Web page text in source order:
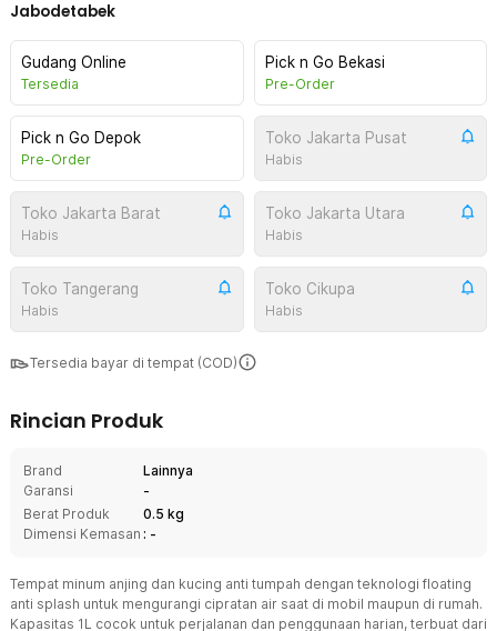
Jabodetabek
Gudang Online
Tersedia
Pick n Go Bekasi
Pre-Order
Pick n Go Depok
Pre-Order
Toko Jakarta Pusat
Habis
Toko Jakarta Barat
Habis
Toko Jakarta Utara
Habis
Toko Tangerang
Habis
Toko Cikupa
Habis
Tersedia bayar di tempat (COD)
Rincian Produk
Brand
Lainnya
Garansi
-
Berat Produk
0.5 kg
Dimensi Kemasan : -
Tempat minum anjing dan kucing anti tumpah dengan teknologi floating
anti splash untuk mengurangi cipratan air saat di mobil maupun di rumah.
Kapasitas 1L cocok untuk perjalanan dan penggunaan harian, terbuat dari